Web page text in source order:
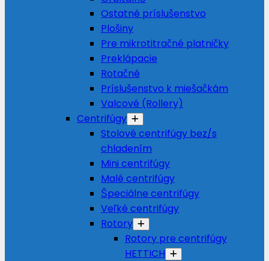
Ostatné príslušenstvo
Plošiny
Pre mikrotitračné platničky
Preklápacie
Rotačné
Príslušenstvo k miešačkám
Valcové (Rollery)
Centrifúgy
Stolové centrifúgy bez/s
chladením
Mini centrifúgy
Malé centrifúgy
Špeciálne centrifúgy
Veľké centrifúgy
Rotory
Rotory pre centrifúgy
HETTICH